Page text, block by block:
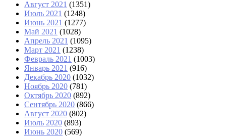
Август 2021 (1351)
Июль 2021 (1248)
Июнь 2021 (1277)
Май 2021 (1028)
Апрель 2021 (1095)
Март 2021 (1238)
Февраль 2021 (1003)
Январь 2021 (916)
Декабрь 2020 (1032)
Ноябрь 2020 (781)
Октябрь 2020 (892)
Сентябрь 2020 (866)
Август 2020 (802)
Июль 2020 (893)
Июнь 2020 (569)